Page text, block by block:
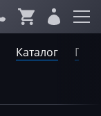
Каталог